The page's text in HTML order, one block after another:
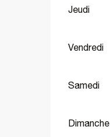
Jeudi
Vendredi
Samedi
Dimanche